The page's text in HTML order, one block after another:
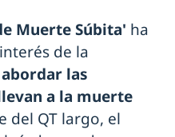
Muerte Súbita' ha
de la
abordar las
a la muerte
del QT largo, el